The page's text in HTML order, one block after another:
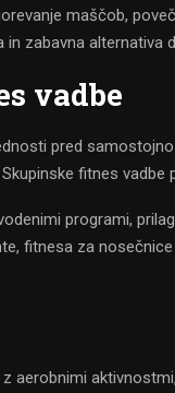
maščob,
zabavna alternativa
vadbe
pred
fitnes vadbe
programi,
fitnesa za
aerobnimi